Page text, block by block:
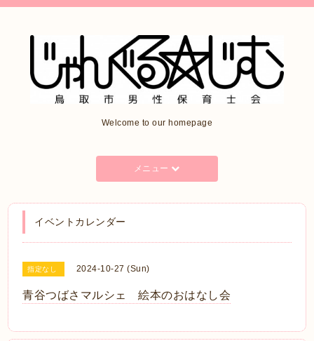
Welcome to our homepage
メニュー
イベントカレンダー
指定なし 2024-10-27 (Sun)
青谷つばさマルシェ 絵本のおはなし会